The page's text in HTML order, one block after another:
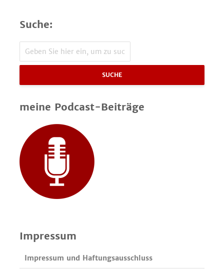
Suche:
SUCHE
meine Podcast-Beiträge
Impressum
Impressum und Haftungsausschluss